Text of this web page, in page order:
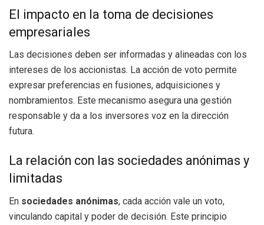
El impacto en la toma de decisiones
empresariales
Las decisiones deben ser informadas y alineadas con los
intereses de los accionistas. La acción de voto permite
expresar preferencias en fusiones, adquisiciones y
nombramientos. Este mecanismo asegura una gestión
responsable y da a los inversores voz en la dirección
futura.
La relación con las sociedades anónimas y
limitadas
En sociedades anónimas, cada acción vale un voto,
vinculando capital y poder de decisión. Este principio